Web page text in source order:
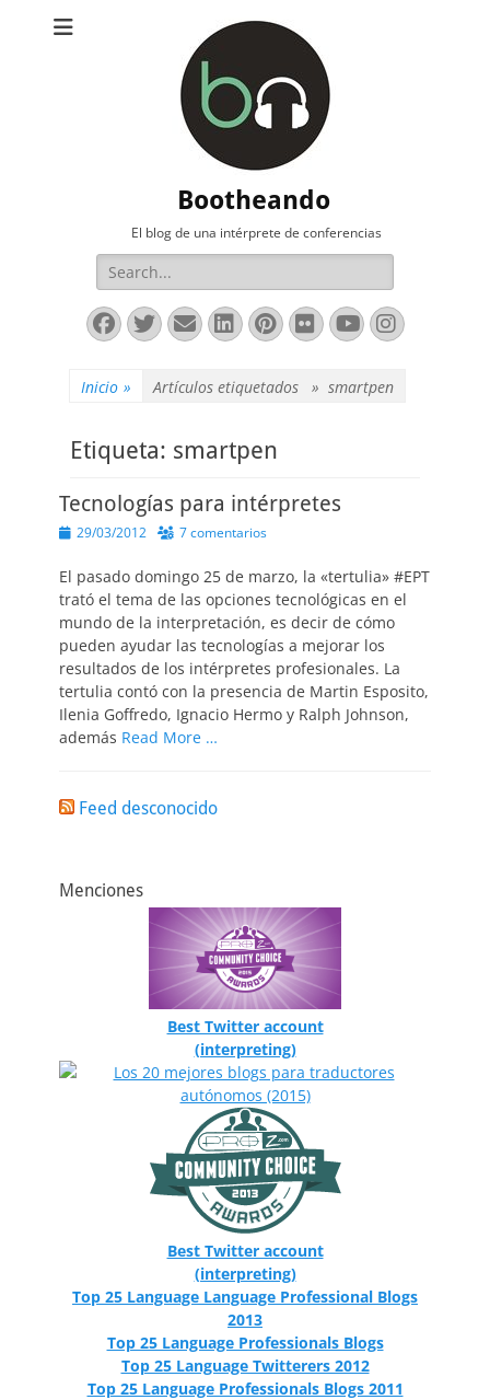
Bootheando
El blog de una intérprete de conferencias
Buscar:
Facebook
Twitter
Correo
electrónico
LinkedIn
Pinterest
FlickrYouTube
Inicio » Artículos etiquetados » smartpen
Etiqueta: smartpen
Tecnologías para intérpretes
Publicado
29/03/2012 7 comentarios
El pasado domingo 25 de marzo, la «tertulia» #EPT
trató el tema de las opciones tecnológicas en el
mundo de la interpretación, es decir de cómo
pueden ayudar las tecnologías a mejorar los
resultados de los intérpretes profesionales. La
tertulia contó con la presencia de Martin Esposito,
Ilenia Goffredo, Ignacio Hermo y Ralph Johnson,
además Read More …
Feed desconocido
Menciones
Best Twitter account
(interpreting)
Best Twitter account
(interpreting)
Top 25 Language Language Professional Blogs
2013
Top 25 Language Professionals Blogs
Top 25 Language Twitterers 2012
Top 25 Language Professionals Blogs 2011